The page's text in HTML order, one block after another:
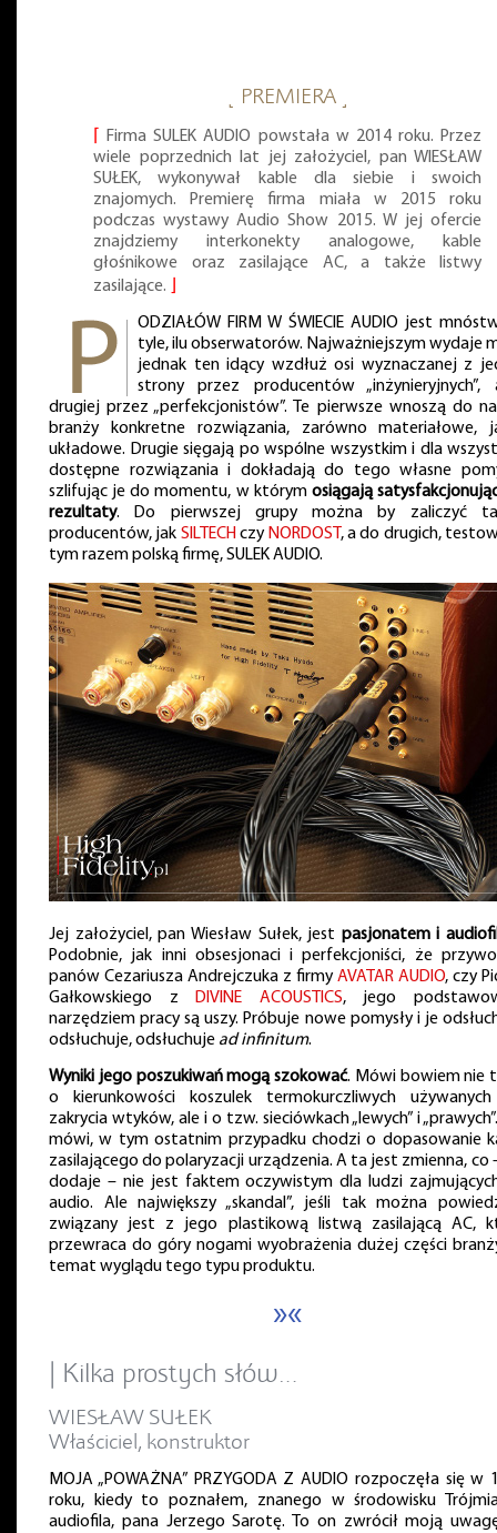
˻ PREMIERA ˼
Firma SULEK AUDIO powstała w 2014 roku. Przez
wiele poprzednich lat jej założyciel, pan WIESŁAW
SUŁEK, wykonywał kable dla siebie i swoich
znajomych. Premierę firma miała w 2015 roku
podczas wystawy Audio Show 2015. W jej ofercie
znajdziemy interkonekty analogowe, kable
głośnikowe oraz zasilające AC, a także listwy
zasilające.
ODZIAŁÓW FIRM W ŚWIECIE AUDIO jest
tyle, ilu obserwatorów. Najważniejszym wydaje
jednak ten idący wzdłuż osi wyznaczanej z
strony przez producentów
drugiej przez „perfekcjonistów”. Te pierwsze wnoszą do
branży konkretne rozwiązania, zarówno materiałowe,
układowe. Drugie sięgają po wspólne wszystkim i dla
dostępne rozwiązania i dokładają do tego własne
szlifując je do momentu, w którym osiągają
rezultaty. Do pierwszej grupy można by zaliczyć
producentów, jak SILTECHczyNORDOST, a do drugich,
tym razem polską firmę, SULEK AUDIO.
Jej założyciel, pan Wiesław Sułek, jest pasjonatem i
Podobnie, jak inni obsesjonaci i perfekcjoniści, że
panów Cezariusza Andrejczuka z firmyAVATAR AUDIO, czy
Gałkowskiego z
DIVINE ACOUSTICS, jego
narzędziem pracy są uszy. Próbuje nowe pomysły i je
odsłuchuje, odsłuchuje ad infinitum.
Wyniki jego poszukiwań mogą szokować. Mówi bowiem nie
o kierunkowości koszulek termokurczliwych
zakrycia wtyków, ale i o tzw. sieciówkach „lewych” i
mówi, w tym ostatnim przypadku chodzi o dopasowanie
zasilającego do polaryzacji urządzenia. A ta jest zmienna, co
dodaje – nie jest faktem oczywistym dla ludzi
audio. Ale największy „skandal”, jeśli tak można
związany jest z jego plastikową listwą zasilającą AC,
przewraca do góry nogami wyobrażenia dużej części
temat wyglądu tego typu produktu.
»«
| Kilka prostych słów…
WIESŁAW SUŁEK
Właściciel, konstruktor
MOJA „POWAŻNA” PRZYGODA Z AUDIO rozpoczęła się w
roku, kiedy to poznałem, znanego w środowisku
audiofila, pana Jerzego Sarotę. To on zwrócił moją